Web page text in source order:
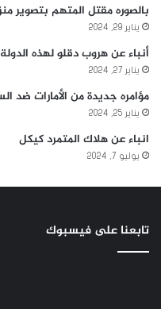
بالصوره مقتل المتهم بتصوير
يناير 29, 2024
أنباء عن هروب دقلو لهذه الدولة
يناير 27, 2024
مؤامره جديدة من الأمارات ضد
يناير 25, 2024
انباء عن هلاك المتمرد كيكل
يوليو 7, 2024
تابعنا على فيسبوك